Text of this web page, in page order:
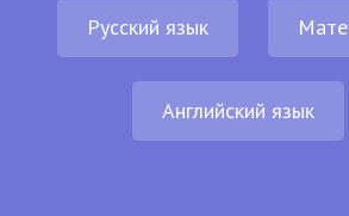
Русский язык
Английский язык